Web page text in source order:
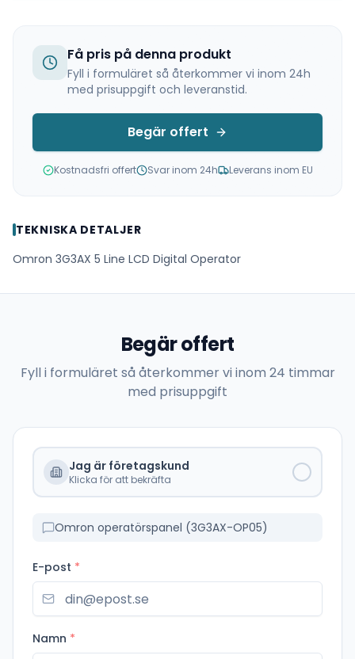
Få pris på denna produkt
Fyll i formuläret så återkommer vi inom 24h
med prisuppgift och leveranstid.
Begär offert
Kostnadsfri offert Svar inom 24h Leverans inom EU
TEKNISKA DETALJER
Omron 3G3AX 5 Line LCD Digital Operator
Begär offert
Fyll i formuläret så återkommer vi inom 24 timmar
med prisuppgift
Jag är företagskund
Klicka för att bekräfta
Omron operatörspanel (3G3AX-OP05)
E-post *
Namn *